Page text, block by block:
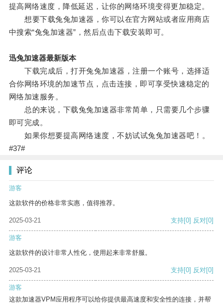
提高网络速度，降低延迟，让你的网络环境变得更加稳定。
想要下载兔兔加速器，你可以在官方网站或者应用商店
中搜索“兔兔加速器”，然后点击下载安装即可。
迅兔加速器最新版本
下载完成后，打开兔兔加速器，注册一个账号，选择适
合你网络环境的加速节点，点击连接，即可享受快速稳定的
网络加速服务。
总的来说，下载兔兔加速器非常简单，只需要几个步骤
即可完成。
如果你想要提高网络速度，不妨试试兔兔加速器吧！。
#37#
评论
游客
这款软件的价格非常实惠，值得推荐。
2025-03-21 支持[0] 反对[0]
游客
这款软件的设计非常人性化，使用起来非常舒服。
2025-03-21 支持[0] 反对[0]
游客
这款加速器VPM应用程序可以给你提供最高速度和安全性的连接，并帮